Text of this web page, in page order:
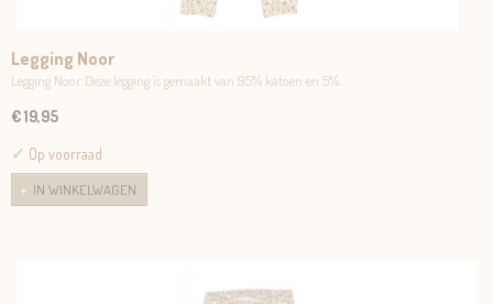
Legging Noor
Legging Noor Deze legging is gemaakt van 95% katoen en 5%…
€ 19,95
✓ Op voorraad
IN WINKELWAGEN